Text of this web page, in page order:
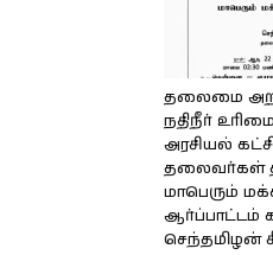
தலைமை
நதிநீர்
அரசியல்
தலைவர்கள்
மாபெரும்
ஆர்ப்பாட்டம்
செந்தமிழன்